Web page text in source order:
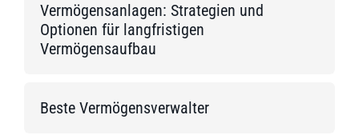
Vermögensanlagen: Strategien und
Optionen für langfristigen
Vermögensaufbau
Beste Vermögensverwalter